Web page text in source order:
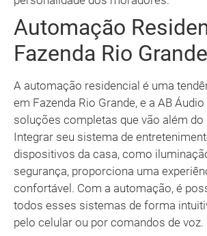
Automação
Fazenda Rio Grande
A automação residencial é uma
em Fazenda Rio Grande, e a AB
soluções completas que vão além do
Integrar seu sistema de
dispositivos da casa, como
segurança, proporciona uma
confortável. Com a automação, é
todos esses sistemas de forma
pelo celular ou por comandos de voz.